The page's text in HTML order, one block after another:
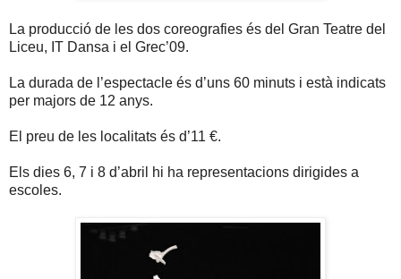
La producció de les dos coreografies és del Gran Teatre del
Liceu, IT Dansa i el Grec’09.
La durada de l’espectacle és d’uns 60 minuts i està indicats
per majors de 12 anys.
El preu de les localitats és d’11 €.
Els dies 6, 7 i 8 d’abril hi ha representacions dirigides a
escoles.